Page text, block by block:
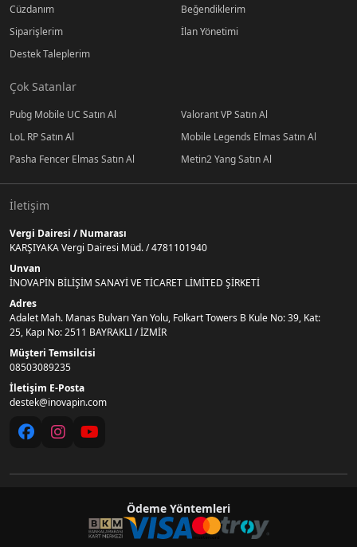
Cüzdanım
Beğendiklerim
Siparişlerim
İlan Yönetimi
Destek Taleplerim
Çok Satanlar
Pubg Mobile UC Satın Al
Valorant VP Satın Al
LoL RP Satın Al
Mobile Legends Elmas Satın Al
Pasha Fencer Elmas Satın Al
Metin2 Yang Satın Al
İletişim
Vergi Dairesi / Numarası
KARŞIYAKA Vergi Dairesi Müd. / 4781101940
Unvan
İNOVAPİN BİLİŞİM SANAYİ VE TİCARET LİMİTED ŞİRKETİ
Adres
Adalet Mah. Manas Bulvarı Yan Yolu, Folkart Towers B Kule No: 39, Kat:
25, Kapı No: 2511 BAYRAKLI / İZMİR
Müşteri Temsilcisi
08503089235
İletişim E-Posta
destek@inovapin.com
Ödeme Yöntemleri